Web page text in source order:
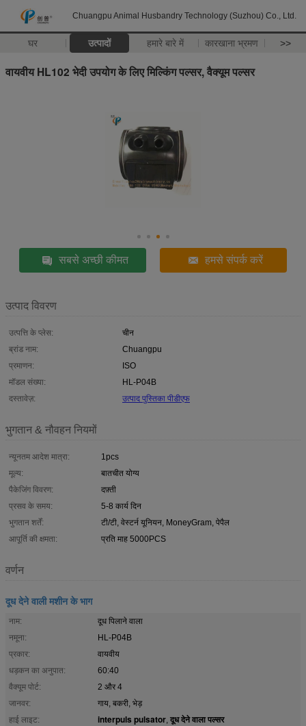
Chuangpu Animal Husbandry Technology (Suzhou) Co., Ltd.
घर उत्पादों हमारे बारे में कारखाना भ्रमण >>
वायवीय HL102 भेदी उपयोग के लिए मिल्किंग पल्सर, वैक्यूम पल्सर
सबसे अच्छी कीमत हमसे संपर्क करें
उत्पाद विवरण
उत्पत्ति के प्लेस:
चीन
ब्रांड नाम:
Chuangpu
प्रमाणन:
ISO
मॉडल संख्या:
HL-P04B
दस्तावेज़:
उत्पाद पुस्तिका पीडीएफ
भुगतान & नौवहन नियमों
न्यूनतम आदेश मात्रा:
1pcs
मूल्य:
बातचीत योग्य
पैकेजिंग विवरण:
दफ़्ती
प्रसव के समय:
5-8 कार्य दिन
भुगतान शर्तें:
टी/टी, वेस्टर्न यूनियन, MoneyGram, पेपैल
आपूर्ति की क्षमता:
प्रति माह 5000PCS
वर्णन
दूध देने वाली मशीन के भाग
नाम:
दूध पिलाने वाला
नमूना:
HL-P04B
प्रकार:
वायवीय
धड़कन का अनुपात:
60:40
वैक्यूम पोर्ट:
2 और 4
जानवर:
गाय, बकरी, भेड़
हाई लाइट:
interpuls pulsator, दूध देने वाला पल्सर